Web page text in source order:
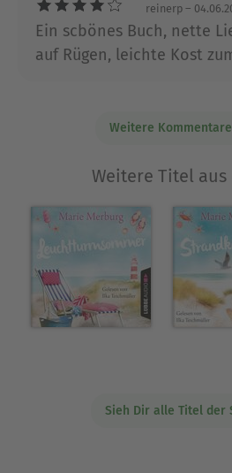
reinerp –
Ein scbönes Buch, nette
auf Rügen, leichte Kost
Weitere
Weitere Titel aus
Sieh Dir alle Titel der